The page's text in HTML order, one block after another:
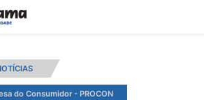
do Consumidor - PROCON